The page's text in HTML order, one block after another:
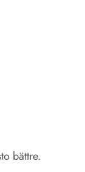
bättre.